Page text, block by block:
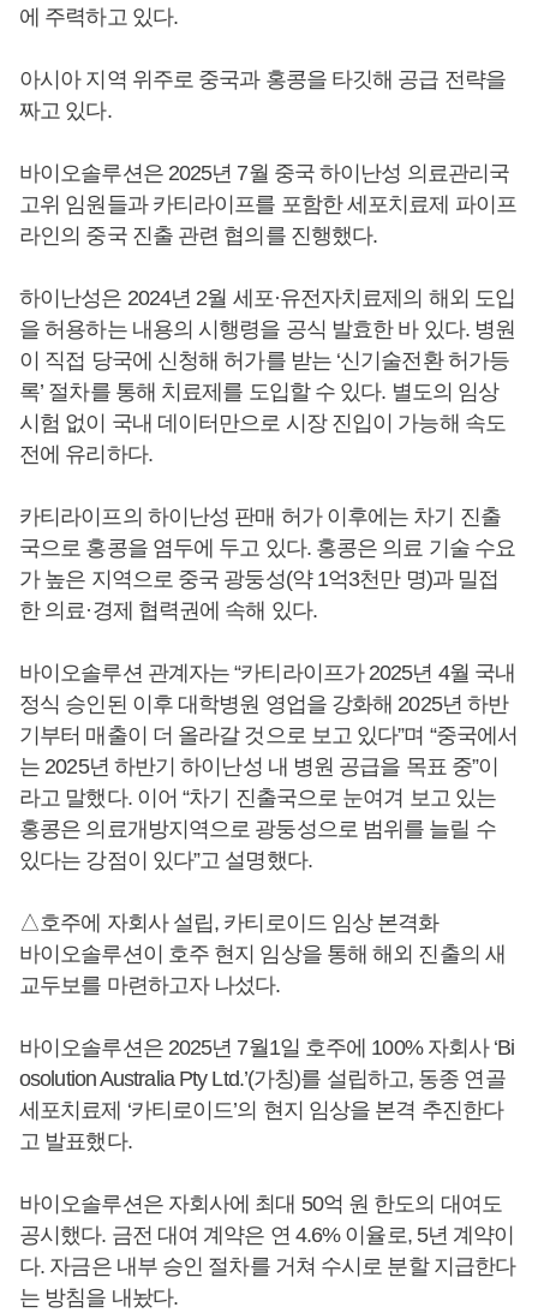
에 주력하고 있다.
아시아 지역 위주로 중국과 홍콩을 타깃해 공급 전략을
짜고 있다.
바이오솔루션은 2025년 7월 중국 하이난성 의료관리국
고위 임원들과 카티라이프를 포함한 세포치료제 파이프
라인의 중국 진출 관련 협의를 진행했다.
하이난성은 2024년 2월 세포·유전자치료제의 해외 도입
을 허용하는 내용의 시행령을 공식 발효한 바 있다. 병원
이 직접 당국에 신청해 허가를 받는 ‘신기술전환 허가등
록’ 절차를 통해 치료제를 도입할 수 있다. 별도의 임상
시험 없이 국내 데이터만으로 시장 진입이 가능해 속도
전에 유리하다.
카티라이프의 하이난성 판매 허가 이후에는 차기 진출
국으로 홍콩을 염두에 두고 있다. 홍콩은 의료 기술 수요
가 높은 지역으로 중국 광둥성(약 1억3천만 명)과 밀접
한 의료·경제 협력권에 속해 있다.
바이오솔루션 관계자는 “카티라이프가 2025년 4월 국내
정식 승인된 이후 대학병원 영업을 강화해 2025년 하반
기부터 매출이 더 올라갈 것으로 보고 있다”며 “중국에서
는 2025년 하반기 하이난성 내 병원 공급을 목표 중”이
라고 말했다. 이어 “차기 진출국으로 눈여겨 보고 있는
홍콩은 의료개방지역으로 광둥성으로 범위를 늘릴 수
있다는 강점이 있다”고 설명했다.
△호주에 자회사 설립, 카티로이드 임상 본격화
바이오솔루션이 호주 현지 임상을 통해 해외 진출의 새
교두보를 마련하고자 나섰다.
바이오솔루션은 2025년 7월1일 호주에 100% 자회사 ‘Bi
osolution Australia Pty Ltd.’(가칭)를 설립하고, 동종 연골
세포치료제 ‘카티로이드’의 현지 임상을 본격 추진한다
고 발표했다.
바이오솔루션은 자회사에 최대 50억 원 한도의 대여도
공시했다. 금전 대여 계약은 연 4.6% 이율로, 5년 계약이
다. 자금은 내부 승인 절차를 거쳐 수시로 분할 지급한다
는 방침을 내놨다.